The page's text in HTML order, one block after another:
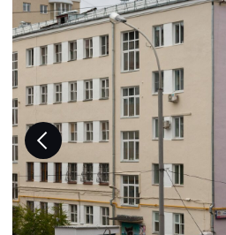
Роботы создали первый в мире
уличного искусства. За основу
для работы был взят сюжет об
с мозаичного пола римской виллы
Ла Ольмеды, построенной в